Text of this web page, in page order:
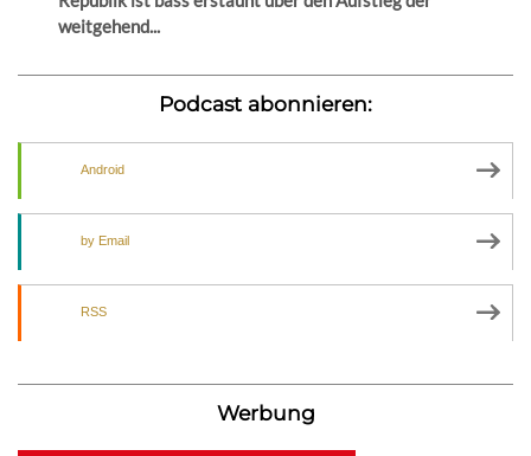
weitgehend...
Podcast abonnieren:
Android
by Email
RSS
Werbung